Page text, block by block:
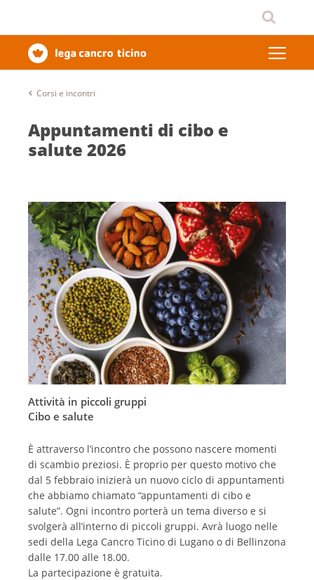
Corsi e incontri
Appuntamenti di cibo e
salute 2026
Attività in piccoli gruppi
Cibo e salute
È attraverso l’incontro che possono nascere momenti
di scambio preziosi. È proprio per questo motivo che
dal 5 febbraio inizierà un nuovo ciclo di appuntamenti
che abbiamo chiamato “appuntamenti di cibo e
salute”. Ogni incontro porterà un tema diverso e si
svolgerà all’interno di piccoli gruppi. Avrà luogo nelle
sedi della Lega Cancro Ticino di Lugano o di Bellinzona
dalle 17.00 alle 18.00.
La partecipazione è gratuita.